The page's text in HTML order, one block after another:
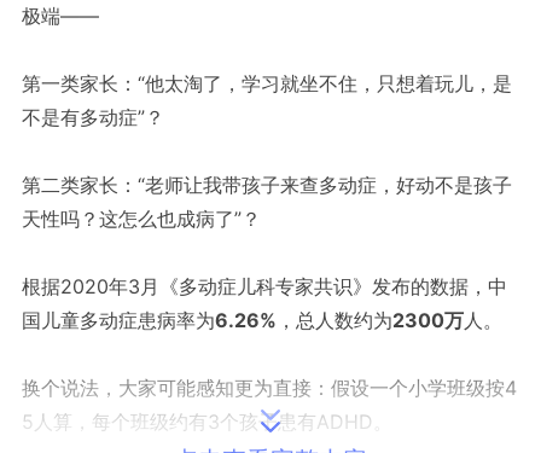
极端——
第一类家长：“他太淘了，学习就坐不住，只想着玩儿，是
不是有多动症”？
第二类家长：“老师让我带孩子来查多动症，好动不是孩子
天性吗？这怎么也成病了”？
根据2020年3月《多动症儿科专家共识》发布的数据，中
国儿童多动症患病率为6.26% ，总人数约为2300万人。
换个说法，大家可能感知更为直接：假设一个小学班级按4
5人算，每个班级约有3个孩子患有ADHD